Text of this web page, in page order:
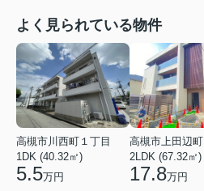
よく見られている物件
高槻市川西町１丁目
1DK (40.32㎡)
5.5万円
高槻市上田辺町
2LDK (67.32㎡)
17.8万円